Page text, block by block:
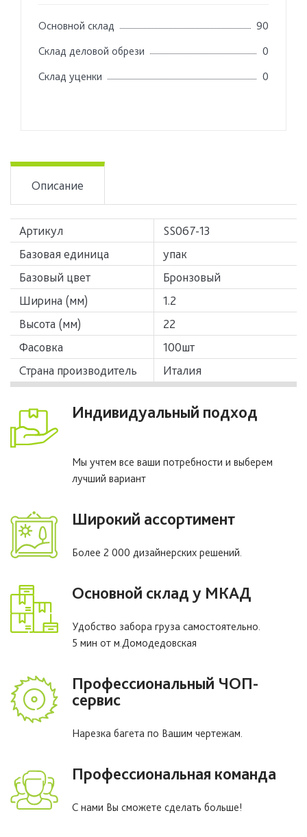
Основной склад
90
Склад деловой обрези
0
Склад уценки
0
Описание
Артикул
SS067-13
Базовая единица
упак
Базовый цвет
Бронзовый
Ширина (мм)
1.2
Высота (мм)
22
Фасовка
100шт
Страна производитель
Италия
Индивидуальный подход
Мы учтем все ваши потребности и выберем
лучший вариант
Широкий ассортимент
Более 2 000 дизайнерских решений.
Основной склад у МКАД
Удобство забора груза самостоятельно.
5 мин от м.Домодедовская
Профессиональный ЧОП-
сервис
Нарезка багета по Вашим чертежам.
Профессиональная команда
С нами Вы сможете сделать больше!